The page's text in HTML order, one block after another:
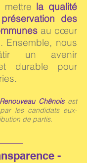
mettre la qualité
des
au cœur
Ensemble, nous
un avenir
durable pour
Renouveau Chênoisest
les candidats eux-
de partis.
-